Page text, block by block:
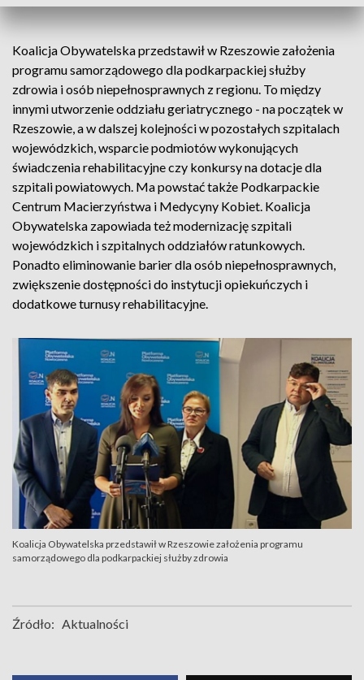
Koalicja Obywatelska przedstawił w Rzeszowie założenia
programu samorządowego dla podkarpackiej służby
zdrowia i osób niepełnosprawnych z regionu. To między
innymi utworzenie oddziału geriatrycznego - na początek w
Rzeszowie, a w dalszej kolejności w pozostałych szpitalach
wojewódzkich, wsparcie podmiotów wykonujących
świadczenia rehabilitacyjne czy konkursy na dotacje dla
szpitali powiatowych. Ma powstać także Podkarpackie
Centrum Macierzyństwa i Medycyny Kobiet. Koalicja
Obywatelska zapowiada też modernizację szpitali
wojewódzkich i szpitalnych oddziałów ratunkowych.
Ponadto eliminowanie barier dla osób niepełnosprawnych,
zwiększenie dostępności do instytucji opiekuńczych i
dodatkowe turnusy rehabilitacyjne.
Koalicja Obywatelska przedstawił w Rzeszowie założenia programu
samorządowego dla podkarpackiej służby zdrowia
Źródło: Aktualności